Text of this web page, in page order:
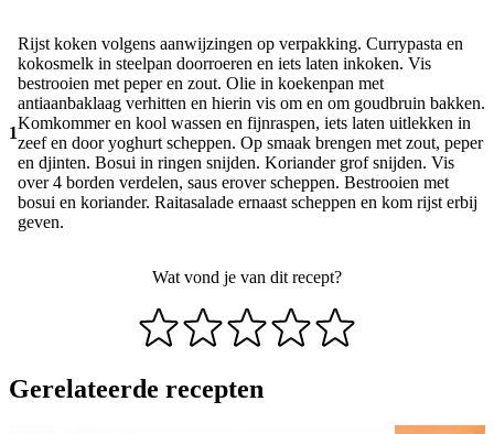
1
Rijst koken volgens aanwijzingen op verpakking. Currypasta en
kokosmelk in steelpan doorroeren en iets laten inkoken. Vis
bestrooien met peper en zout. Olie in koekenpan met
antiaanbaklaag verhitten en hierin vis om en om goudbruin bakken.
Komkommer en kool wassen en fijnraspen, iets laten uitlekken in
zeef en door yoghurt scheppen. Op smaak brengen met zout, peper
en djinten. Bosui in ringen snijden. Koriander grof snijden. Vis
over 4 borden verdelen, saus erover scheppen. Bestrooien met
bosui en koriander. Raitasalade ernaast scheppen en kom rijst erbij
geven.
Wat vond je van dit recept?
Gerelateerde recepten